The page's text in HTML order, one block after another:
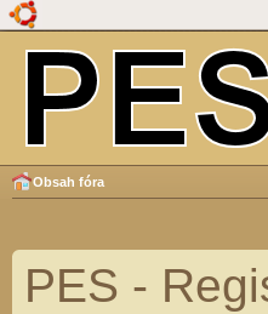
Obsah fóra
PES -